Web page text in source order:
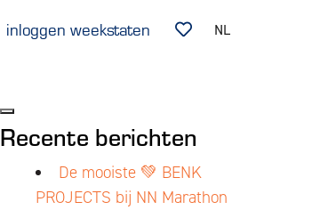
inloggen weekstaten NL
Recente berichten
De mooiste 💚 BENK
PROJECTS bij NN Marathon